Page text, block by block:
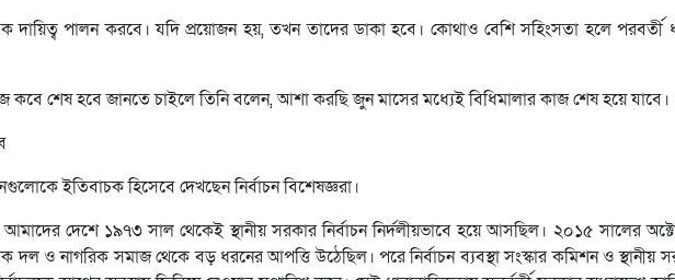
দায়িত্ব পালন করবে। যদি প্রয়োজন হয়, তখন তাদের ডাকা হবে। কোথাও বেশি সহিংসতা হলে পরবর্তী
কবে শেষ হবে জানতে চাইলে তিনি বলেন, আশা করছি জুন মাসের মধ্যেই বিধিমালার কাজ শেষ হয়ে যাবে।
ইতিবাচক হিসেবে দেখছেন নির্বাচন বিশেষজ্ঞরা।
দেশে ১৯৭৩ সাল থেকেই স্থানীয় সরকার নির্বাচন নির্দলীয়ভাবে হয়ে আসছিল। ২০১৫ সালের
ও নাগরিক সমাজ থেকে বড় ধরনের আপত্তি উঠেছিল। পরে নির্বাচন ব্যবস্থা সংস্কার কমিশন ও স্থানীয়